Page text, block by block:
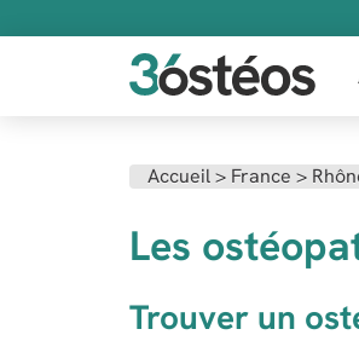
Accueil> France >
Les
Trouver un